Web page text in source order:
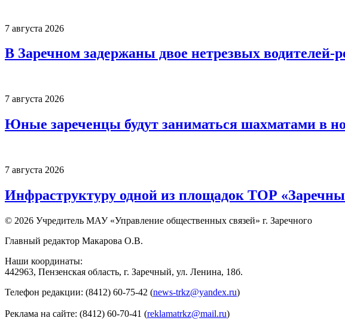
7 августа 2026
В Заречном задержаны двое нетрезвых водителей-
7 августа 2026
Юные зареченцы будут заниматься шахматами в
7 августа 2026
Инфраструктуру одной из площадок ТОР
© 2026 Учредитель МАУ «Управление общественных связей» г. Заречного
Главный редактор Макарова О.В.
Наши координаты:
442963, Пензенская область, г. Заречный, ул. Ленина, 18б.
Телефон редакции: (8412) 60-75-42 (news-trkz@yandex.ru)
Реклама на сайте: (8412) 60-70-41 (reklamatrkz@mail.ru)